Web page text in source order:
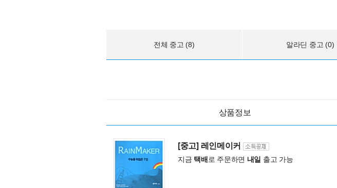
전체 중고 (8) 알라딘 중고 (0)
상품정보
[중고] 레인메이커
지금 택배로 주문하면 내일 출고 가능